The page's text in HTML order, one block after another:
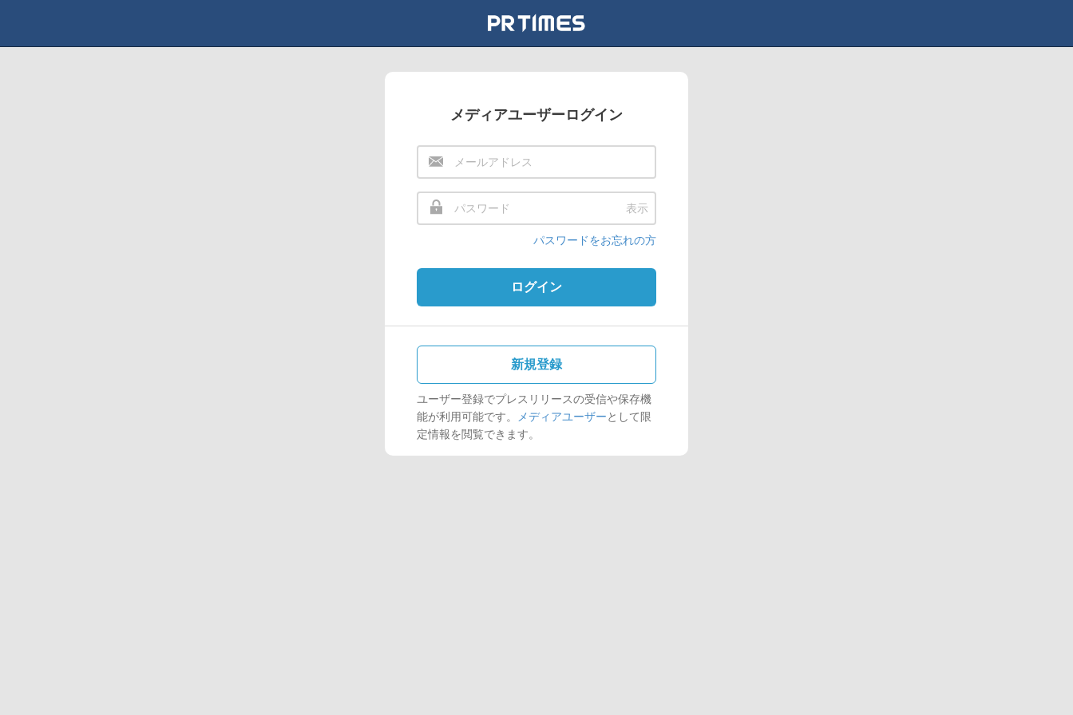
メディアユーザーログイン
表示
パスワードをお忘れの方
ログイン
新規登録
ユーザー登録でプレスリリースの受信や保存機
能が利用可能です。
メディアユーザーとして限
定情報を閲覧できます。